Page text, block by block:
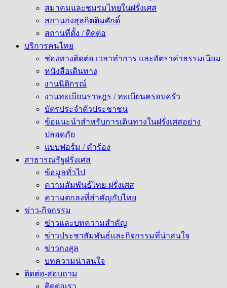
สมาคมและชมรมไทยในฝรั่งเศส
สถานกงสุลกิตติมศักดิ์
สถานที่ตั้ง / ติดต่อ
บริการคนไทย
ช่องทางติดต่อ เวลาทำการ และอัตราค่าธรรมเนียม
หนังสือเดินทาง
งานนิติกรณ์
งานทะเบียนราษฎร / ทะเบียนครอบครัว
บัตรประจำตัวประชาชน
ข้อแนะนำสำหรับการเดินทางในฝรั่งเศสอย่าง
ปลอดภัย
แบบฟอร์ม / คำร้อง
สาธารณรัฐฝรั่งเศส
ข้อมูลทั่วไป
ความสัมพันธ์ไทย-ฝรั่งเศส
ความตกลงที่สำคัญกับไทย
ข่าว-กิจกรรม
ข่าวและบทความสำคัญ
ข่าวประชาสัมพันธ์และกิจกรรมที่น่าสนใจ
ข่าวกงสุล
บทความน่าสนใจ
ติดต่อ-สอบถาม
ติดต่อเรา